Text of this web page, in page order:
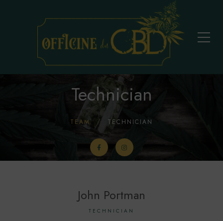
Technician
TEAM TECHNICIAN
John Portman
TECHNICIAN